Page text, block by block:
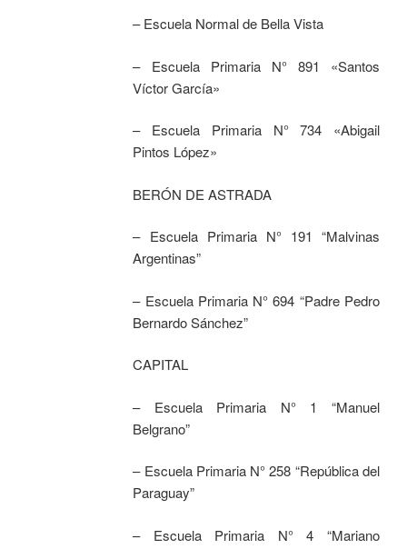
– Escuela Normal de Bella Vista
– Escuela Primaria N° 891 «Santos
Víctor García»
– Escuela Primaria N° 734 «Abigail
Pintos López»
BERÓN DE ASTRADA
– Escuela Primaria N° 191 “Malvinas
Argentinas”
– Escuela Primaria N° 694 “Padre Pedro
Bernardo Sánchez”
CAPITAL
– Escuela Primaria N° 1 “Manuel
Belgrano”
– Escuela Primaria N° 258 “República del
Paraguay”
– Escuela Primaria N° 4 “Mariano